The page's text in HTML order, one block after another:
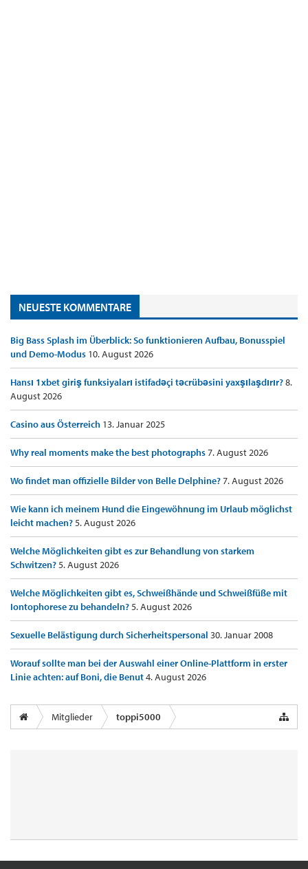
NEUESTE KOMMENTARE
Big Bass Splash im Überblick: So funktionieren Aufbau, Bonusspiel
und Demo-Modus 10. August 2026
Hansı 1xbet giriş funksiyaları istifadəçi təcrübəsini yaxşılaşdırır?8.
August 2026
Casino aus Österreich 13. Januar 2025
Why real moments make the best photographs7. August 2026
Wo findet man offizielle Bilder von Belle Delphine?7. August 2026
Wie kann ich meinem Hund die Eingewöhnung im Urlaub möglichst
leicht machen?5. August 2026
Welche Möglichkeiten gibt es zur Behandlung von starkem
Schwitzen?5. August 2026
Welche Möglichkeiten gibt es, Schweißhände und Schweißfüße mit
Iontophorese zu behandeln?5. August 2026
Sexuelle Belästigung durch Sicherheitspersonal 30. Januar 2008
Worauf sollte man bei der Auswahl einer Online-Plattform in erster
Linie achten: auf Boni, die Benut4. August 2026
Mitglieder toppi5000